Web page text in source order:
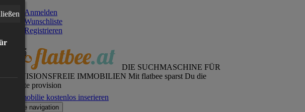
Anmelden
Wunschliste
Registrieren
DIE SUCHMASCHINE FÜR
PROVISIONSFREIE IMMOBILIEN Mit flatbee sparst Du die
gesamte provision
Immobilie kostenlos inserieren
Toggle navigation